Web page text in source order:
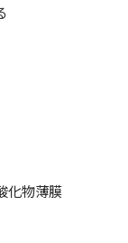
化物薄膜